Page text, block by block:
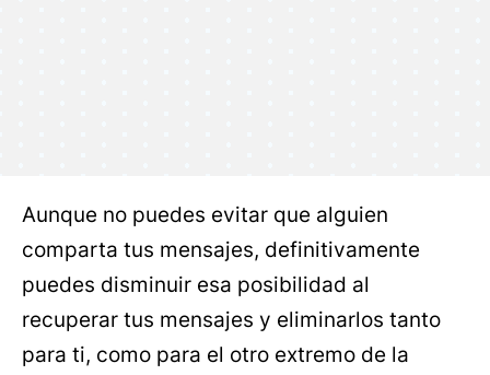
Aunque no puedes evitar que alguien
comparta tus mensajes, definitivamente
puedes disminuir esa posibilidad al
recuperar tus mensajes y eliminarlos tanto
para ti, como para el otro extremo de la